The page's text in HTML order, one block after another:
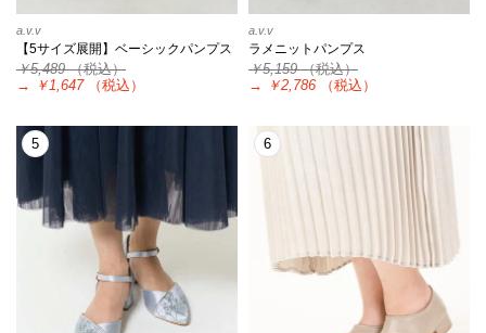
a.v.v
【5サイズ展開】ベーシックパンプス
￥5,489（税込）
→
￥1,647 （税込）
a.v.v
ラメニットパンプス
￥5,159（税込）
→
￥2,786 （税込）
5 6